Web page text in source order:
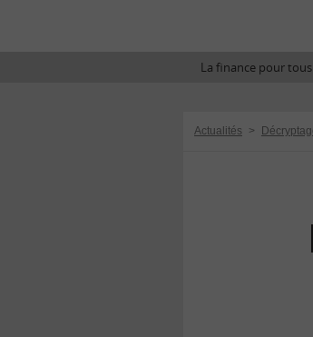
La finance pour
Actualités >